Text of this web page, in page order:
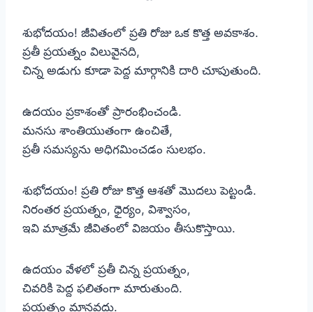
శుభోదయం! జీవితంలో ప్రతి రోజు ఒక కొత్త అవకాశం.
ప్రతీ ప్రయత్నం విలువైనది,
చిన్న అడుగు కూడా పెద్ద మార్గానికి దారి చూపుతుంది.
ఉదయం ప్రకాశంతో ప్రారంభించండి.
మనసు శాంతియుతంగా ఉంచితే,
ప్రతీ సమస్యను అధిగమించడం సులభం.
శుభోదయం! ప్రతి రోజు కొత్త ఆశతో మొదలు పెట్టండి.
నిరంతర ప్రయత్నం, ధైర్యం, విశ్వాసం,
ఇవి మాత్రమే జీవితంలో విజయం తీసుకొస్తాయి.
ఉదయం వేళలో ప్రతీ చిన్న ప్రయత్నం,
చివరికి పెద్ద ఫలితంగా మారుతుంది.
ప్రయత్నం మానవద్దు.